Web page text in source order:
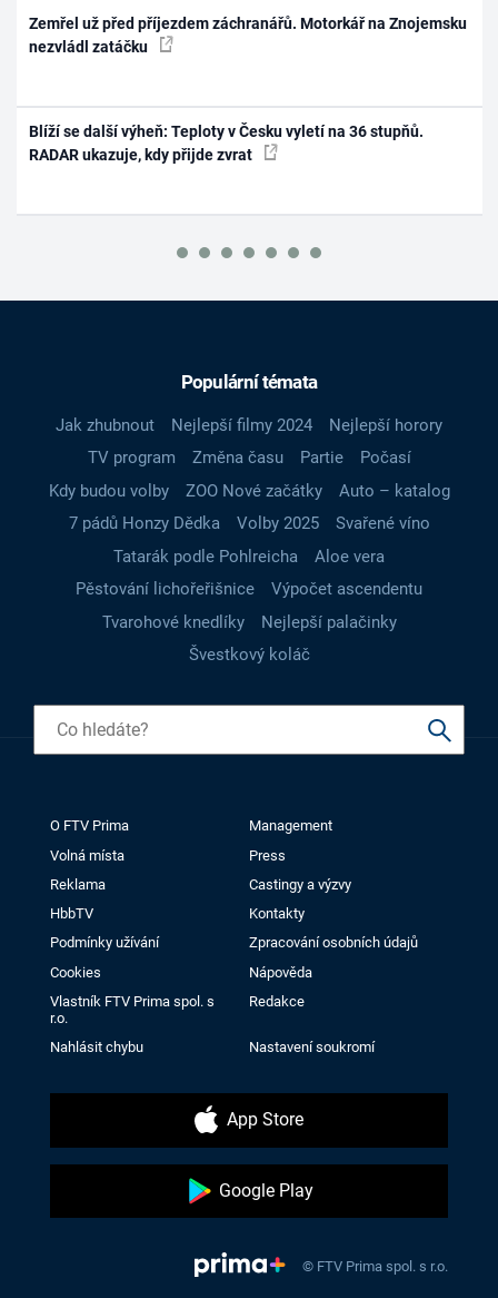
Zemřel už před příjezdem záchranářů. Motorkář na Znojemsku
nezvládl zatáčku
Blíží se další výheň: Teploty v Česku vyletí na 36 stupňů.
RADAR ukazuje, kdy přijde zvrat
Populární témata
Jak zhubnout Nejlepší filmy 2024
Nejlepší horory
TV program
Změna času Partie
Počasí
Kdy budou volby
ZOO Nové začátky
Auto – katalog
7 pádů Honzy Dědka
Volby 2025
Svařené víno
Tatarák podle Pohlreicha
Aloe vera
Pěstování lichořeřišnice
Výpočet ascendentu
Tvarohové knedlíky
Nejlepší palačinky
Švestkový koláč
O FTV Prima
Management
Volná místa
Press
Reklama
Castingy a výzvy
HbbTV
Kontakty
Podmínky užívání
Zpracování osobních údajů
Cookies
Nápověda
Vlastník FTV Prima spol. s
r.o.
Redakce
Nahlásit chybu Nastavení soukromí
App Store
Google Play
© FTV Prima spol. s r.o.